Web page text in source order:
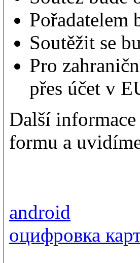
Soutěžit se
Pro
přes účet v
Další
formu a
android
оцифровка